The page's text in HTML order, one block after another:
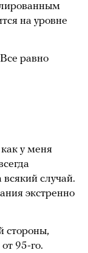
на уровне
равно
у меня
случай.
экстренно
стороны,
95-го.